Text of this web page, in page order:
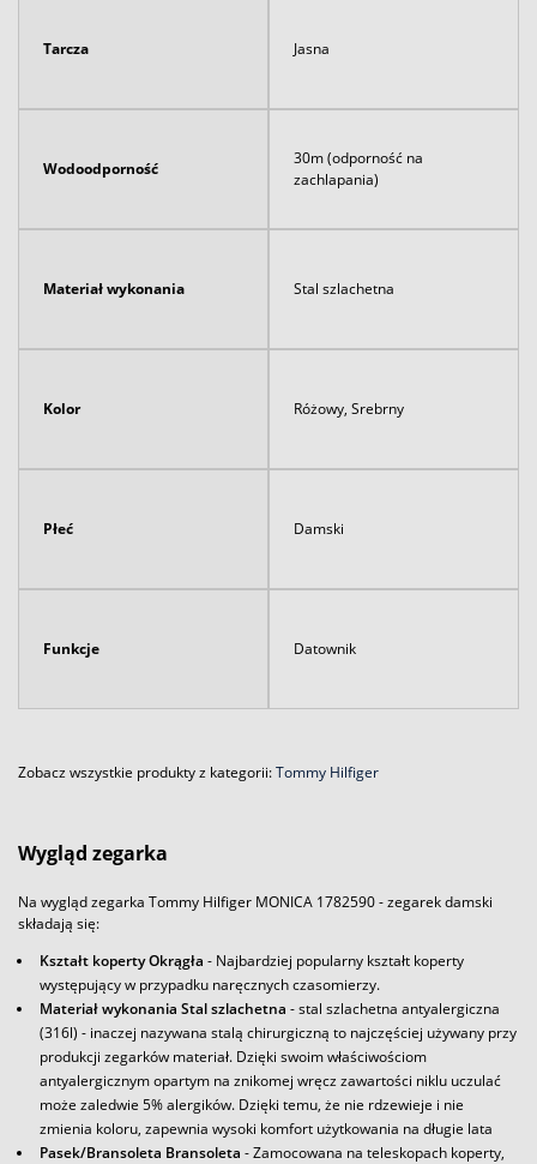
Tarcza Jasna
Wodoodporność
30m (odporność na
zachlapania)
Materiał wykonania Stal szlachetna
Kolor Różowy, Srebrny
Płeć Damski
Funkcje Datownik
Zobacz wszystkie produkty z kategorii:Tommy Hilfiger
Wygląd zegarka
Na wygląd zegarka Tommy Hilfiger MONICA 1782590 - zegarek damski
składają się:
Kształt koperty Okrągła - Najbardziej popularny kształt koperty
występujący w przypadku naręcznych czasomierzy.
Materiał wykonania Stal szlachetna - stal szlachetna antyalergiczna
(316l) - inaczej nazywana stalą chirurgiczną to najczęściej używany przy
produkcji zegarków materiał. Dzięki swoim właściwościom
antyalergicznym opartym na znikomej wręcz zawartości niklu uczulać
może zaledwie 5% alergików. Dzięki temu, że nie rdzewieje i nie
zmienia koloru, zapewnia wysoki komfort użytkowania na długie lata
Pasek/Bransoleta Bransoleta - Zamocowana na teleskopach koperty,